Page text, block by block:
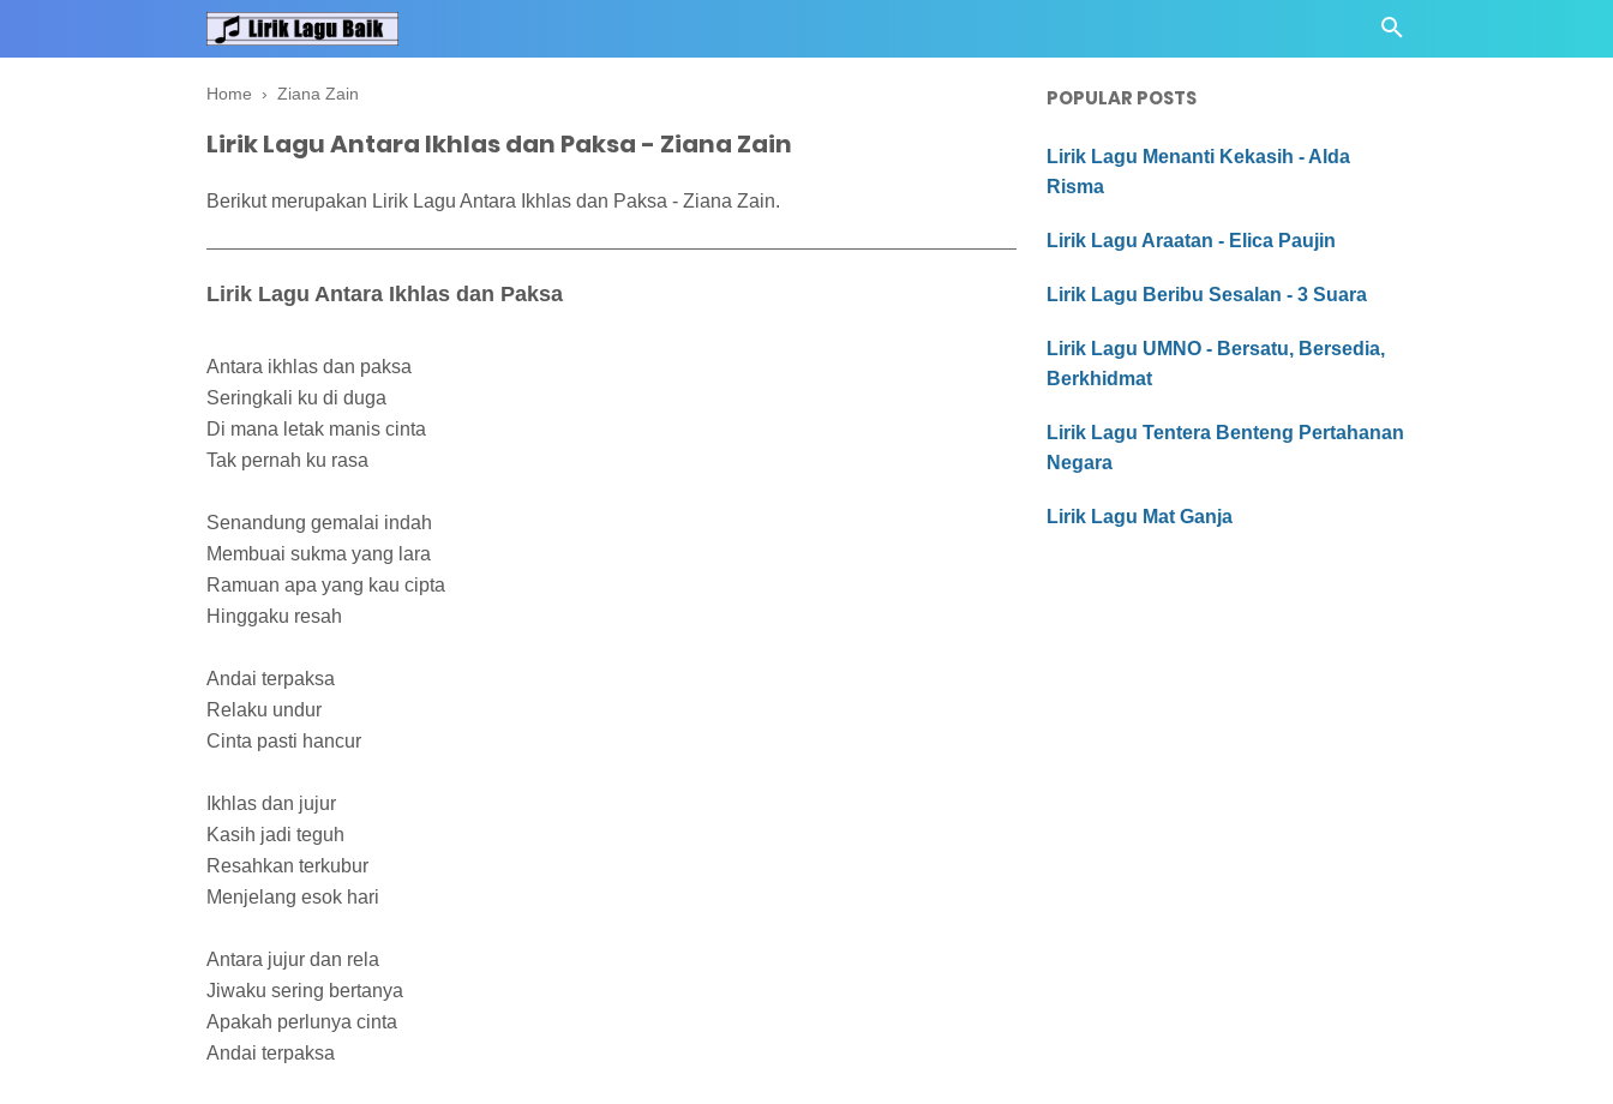
Home › Ziana Zain
Lirik Lagu Antara Ikhlas dan Paksa - Ziana Zain
Berikut merupakan Lirik Lagu Antara Ikhlas dan Paksa - Ziana Zain.
Lirik Lagu Antara Ikhlas dan Paksa
Antara ikhlas dan paksa
Seringkali ku di duga
Di mana letak manis cinta
Tak pernah ku rasa
Senandung gemalai indah
Membuai sukma yang lara
Ramuan apa yang kau cipta
Hinggaku resah
Andai terpaksa
Relaku undur
Cinta pasti hancur
Ikhlas dan jujur
Kasih jadi teguh
Resahkan terkubur
Menjelang esok hari
Antara jujur dan rela
Jiwaku sering bertanya
Apakah perlunya cinta
Andai terpaksa
POPULAR POSTS
Lirik Lagu Menanti Kekasih - Alda
Risma
Lirik Lagu Araatan - Elica Paujin
Lirik Lagu Beribu Sesalan - 3 Suara
Lirik Lagu UMNO - Bersatu, Bersedia,
Berkhidmat
Lirik Lagu Tentera Benteng Pertahanan
Negara
Lirik Lagu Mat Ganja